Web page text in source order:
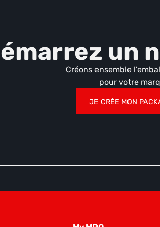
un
Créons ensemble
pour votre
JE CRÉE MON